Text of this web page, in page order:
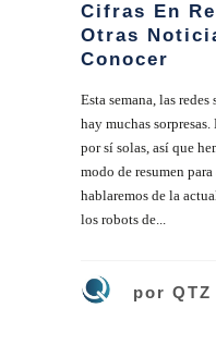
Cifras En
Otras
Conocer
Esta semana, las
hay muchas
por sí solas, así que
modo de resumen
hablaremos de la
los robots de...
por